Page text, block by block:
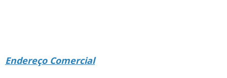
Endereço Comercial